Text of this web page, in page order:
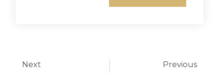
Previous
Next